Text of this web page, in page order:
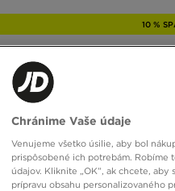
10 %
Chránime Vaše údaje
Venujeme všetko úsilie, aby bol
prispôsobené ich potrebám. Robíme
údajov. Kliknite „OK”, ak chcete,
prípravu obsahu personalizovaného